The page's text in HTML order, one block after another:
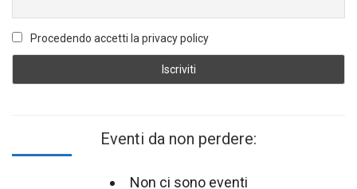
Procedendo accetti la privacy policy
Eventi da non perdere:
Non ci sono eventi